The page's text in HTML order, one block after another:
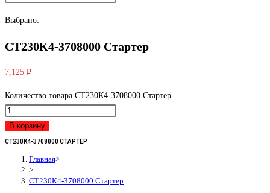
Выбрано:
СТ230К4-3708000 Стартер
7,125 ₽
Количество товара СТ230К4-3708000 Стартер
В корзину
СТ230К4-3708000 СТАРТЕР
Главная>
>
СТ230К4-3708000 Стартер